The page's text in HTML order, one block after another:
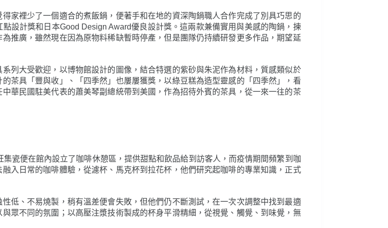
家裡少了一個適合的煮飯鍋，便著手和在地的資深陶鍋職人合作完成了別具巧思的
設計獎和日本Good Design Award優良設計獎。這兩款兼備實用與美感的陶鍋，揀
推廣，雖然現在因為原物料稀缺暫時停產，但是團隊仍持續研發更多作品，期望延
列大受歡迎，以博物館設計的圖像，結合特選的紫砂與朱泥作為材料，質感類似於
茶具「豐與收」、「四季然」也屢屢獲獎，以綠豆糕為造型靈感的「四季然」，看
華民國駐美代表的蕭美琴副總統帶到美國，作為招待外賓的茶具，從一來一往的茶
瓷便在館內設立了咖啡休憩區，提供甜點和飲品給到訪客人，而疫情期間頻繁到咖
入日常的咖啡體驗，從濾杯、馬克杯到拉花杯，他們研究起咖啡的專業知識，正式
低、不易燒製，稍有溫差便會失敗，但他們仍不斷測試，在一次次調整中找到最適
眾不同的氛圍；以高壓注漿技術製成的杯身平滑精細，從視覺、觸覺、到味覺，無